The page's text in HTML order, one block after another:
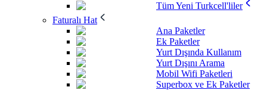
Tüm Yeni Turkcell'liler
Faturalı Hat
Ana Paketler
Ek Paketler
Yurt Dışında Kullanım
Yurt Dışını Arama
Mobil Wifi Paketleri
Superbox ve Ek Paketler